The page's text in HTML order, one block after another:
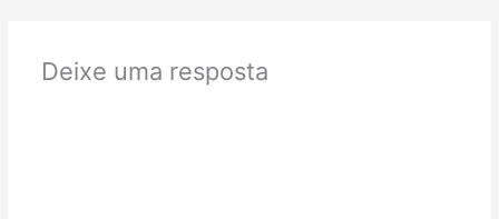
Deixe uma resposta